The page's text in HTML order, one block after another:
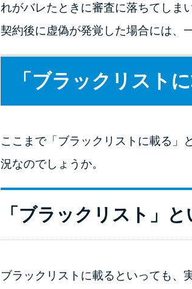
れがバレたときに審査に落ちてしま
契約後に虚偽が発覚した場合には、
「ブラックリスト
ここまで「ブラックリストに載る」
況なのでしょうか。
「ブラックリスト」
ブラックリストに載るといっても、